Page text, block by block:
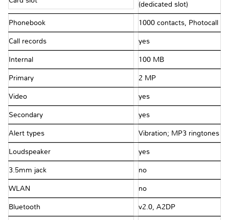
(dedicated slot)
Phonebook 1000 contacts, Photocall
Call records yes
Internal 100 MB
Primary 2 MP
Video yes
Secondary yes
Alert types Vibration; MP3 ringtones
Loudspeaker yes
3.5mm jack no
WLAN no
Bluetooth v2.0, A2DP